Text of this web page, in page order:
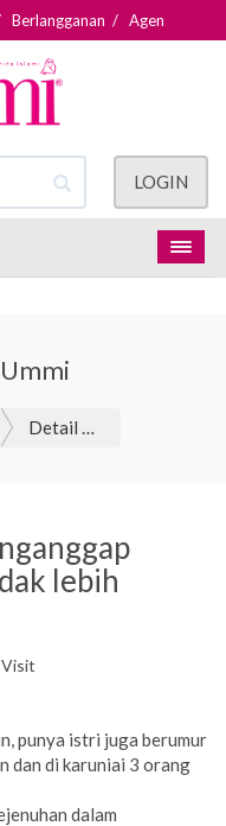
Berlangganan / Agen
LOGIN
Detail Tanya Ummi
lebih
punya istri juga berumur
dan di karuniai 3 orang
dalam